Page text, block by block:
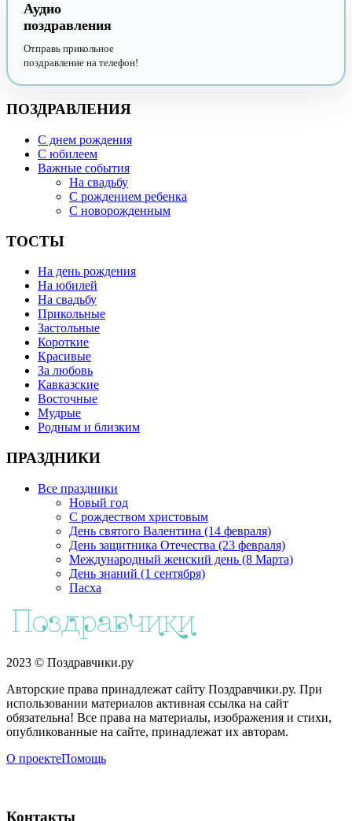
Аудио
поздравления
Отправь прикольное
поздравление на телефон!
ПОЗДРАВЛЕНИЯ
С днем рождения
С юбилеем
Важные события
На свадьбу
С рождением ребенка
С новорожденным
ТОСТЫ
На день рождения
На юбилей
На свадьбу
Прикольные
Застольные
Короткие
Красивые
За любовь
Кавказские
Восточные
Мудрые
Родным и близким
ПРАЗДНИКИ
Все праздники
Новый год
С рождеством христовым
День святого Валентина (14 февраля)
День защитника Отечества (23 февраля)
Международный женский день (8 Марта)
День знаний (1 сентября)
Пасха
2023 © Поздравчики.ру
Авторские права принадлежат сайту Поздравчики.ру. При
использовании материалов активная ссылка на сайт
обязательна! Все права на материалы, изображения и стихи,
опубликованные на сайте, принадлежат их авторам.
О проектеПомощь
Контакты